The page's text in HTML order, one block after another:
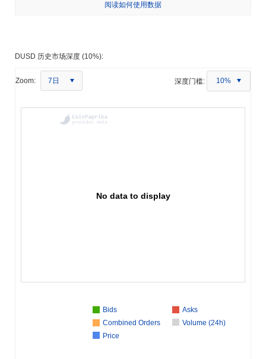
阅读如何使用数据
DUSD 历史市场深度 (10%):
Zoom: 7日 深度门槛: 10%
No data to display
Bids
Asks
Combined Orders
Volume (24h)
Price